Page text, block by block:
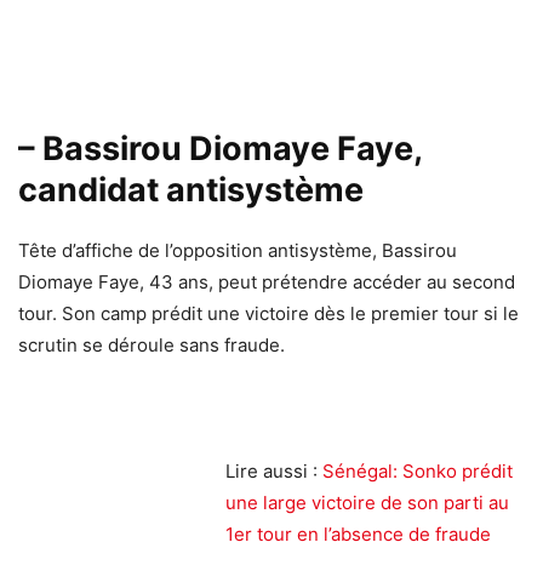
– Bassirou Diomaye Faye,
candidat antisystème
Tête d’affiche de l’opposition antisystème, Bassirou
Diomaye Faye, 43 ans, peut prétendre accéder au second
tour. Son camp prédit une victoire dès le premier tour si le
scrutin se déroule sans fraude.
Lire aussi : Sénégal: Sonko prédit
une large victoire de son parti au
1er tour en l’absence de fraude